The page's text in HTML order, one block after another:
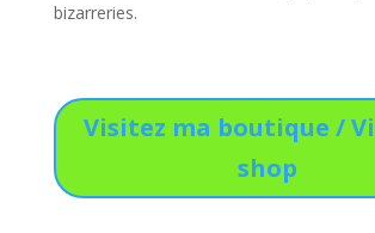
bizarreries.
Visitez ma boutique /
shop